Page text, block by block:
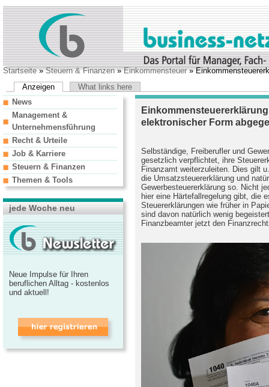
Startseite»Steuern & Finanzen»Einkommensteuer»
Anzeigen
What links here
elektronischer Form
Selbständige, Freiberufler und
gesetzlich verpflichtet, ihre
Finanzamt weiterzuleiten. Dies gilt
die Umsatzsteuererklärung und
Gewerbesteuererklärung so. Nicht
hier eine Härtefallregelung gibt, die
Steuererklärungen wie früher in
sind davon natürlich wenig
Finanzbeamter jetzt den
News
Management &
Unternehmensführung
Recht & Urteile
Job & Karriere
Steuern & Finanzen
Themen & Tools
jede Woche neu
Neue Impulse für Ihren
beruflichen Alltag - kostenlos
und aktuell!